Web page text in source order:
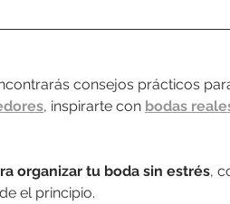
consejos prácticos
, inspirarte con bodas
organizar tu boda sin estrés,
el principio.